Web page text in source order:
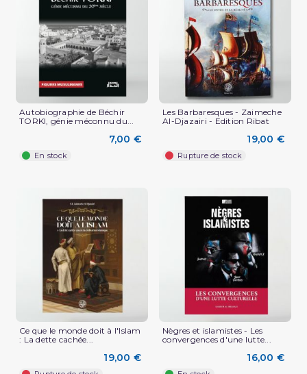
Autobiographie de Béchir
TORKI, génie méconnu du...
7,00 €
En stock
Les Barbaresques - Zaimeche
Al-Djazairi - Edition Ribat
19,00 €
Rupture de stock
Ce que le monde doit à l'Islam
: La dette cachée...
19,00 €
Nègres et islamistes - Les
convergences d'une lutte...
16,00 €